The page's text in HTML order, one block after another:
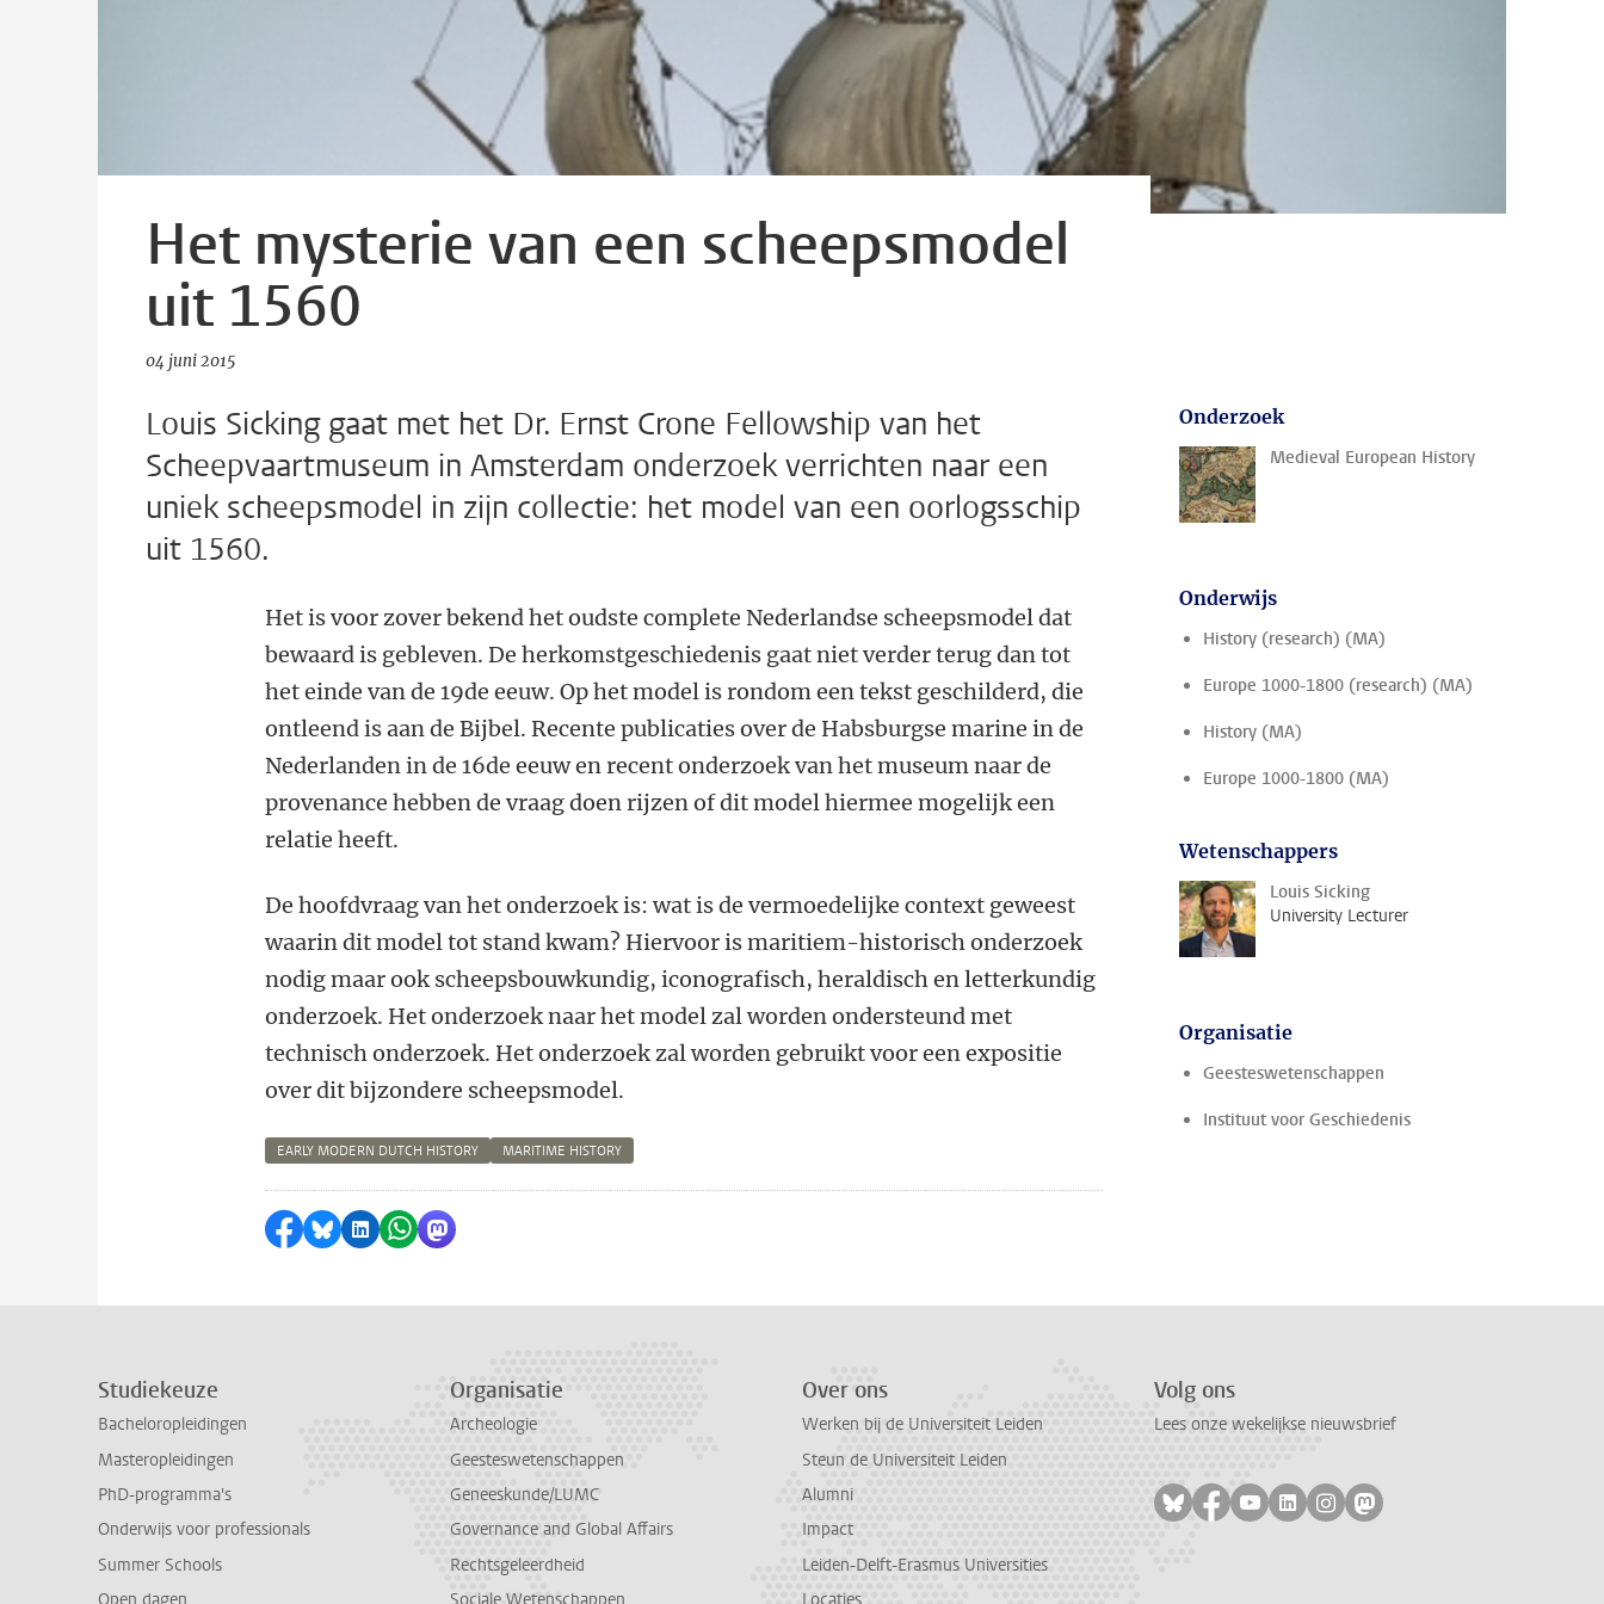
Het mysterie van een scheepsmodel
uit 1560
04 juni 2015
Louis Sicking gaat met het Dr. Ernst Crone Fellowship van het
Scheepvaartmuseum in Amsterdam onderzoek verrichten naar een
uniek scheepsmodel in zijn collectie: het model van een oorlogsschip
uit 1560.
Het is voor zover bekend het oudste complete Nederlandse scheepsmodel dat
bewaard is gebleven. De herkomstgeschiedenis gaat niet verder terug dan tot
het einde van de 19de eeuw. Op het model is rondom een tekst geschilderd, die
ontleend is aan de Bijbel. Recente publicaties over de Habsburgse marine in de
Nederlanden in de 16de eeuw en recent onderzoek van het museum naar de
provenance hebben de vraag doen rijzen of dit model hiermee mogelijk een
relatie heeft.
De hoofdvraag van het onderzoek is: wat is de vermoedelijke context geweest
waarin dit model tot stand kwam? Hiervoor is maritiem-historisch onderzoek
nodig maar ook scheepsbouwkundig, iconografisch, heraldisch en letterkundig
onderzoek. Het onderzoek naar het model zal worden ondersteund met
technisch onderzoek. Het onderzoek zal worden gebruikt voor een expositie
over dit bijzondere scheepsmodel.
EARLY MODERN DUTCH HISTORY MARITIME HISTORY
Delen op Facebook
Delen via Bluesky
Delen op LinkedIn
Delen via WhatsApp
Delen via Mastodon
Onderzoek
Medieval European History
Onderwijs
History (research) (MA)
Europe 1000-1800 (research) (MA)
History (MA)
Europe 1000-1800 (MA)
Wetenschappers
Louis Sicking
University Lecturer
Organisatie
Geesteswetenschappen
Instituut voor Geschiedenis
Studiekeuze
Bacheloropleidingen
Masteropleidingen
PhD-programma's
Onderwijs voor professionals
Summer Schools
Organisatie
Archeologie
Geesteswetenschappen
Geneeskunde/LUMC
Governance and Global Affairs
Rechtsgeleerdheid
Over ons
Werken bij de Universiteit Leiden
Steun de Universiteit Leiden
Alumni
Impact
Leiden-Delft-Erasmus Universities
Volg ons
Lees onze wekelijkse nieuwsbrief
Volg ons op bluesky
Volg ons op facebook
Volg ons op youtube
Volg ons op linkedin
Volg ons op instagram
Volg ons op mastodon